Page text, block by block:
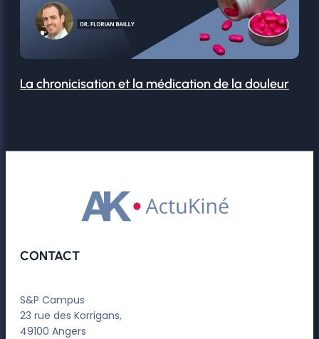
La chronicisation et la médication de la douleur
CONTACT
S&P Campus
23 rue des Korrigans,
49100 Angers